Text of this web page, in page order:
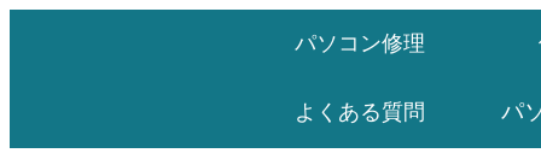
パソコン修理
よくある質問 パ